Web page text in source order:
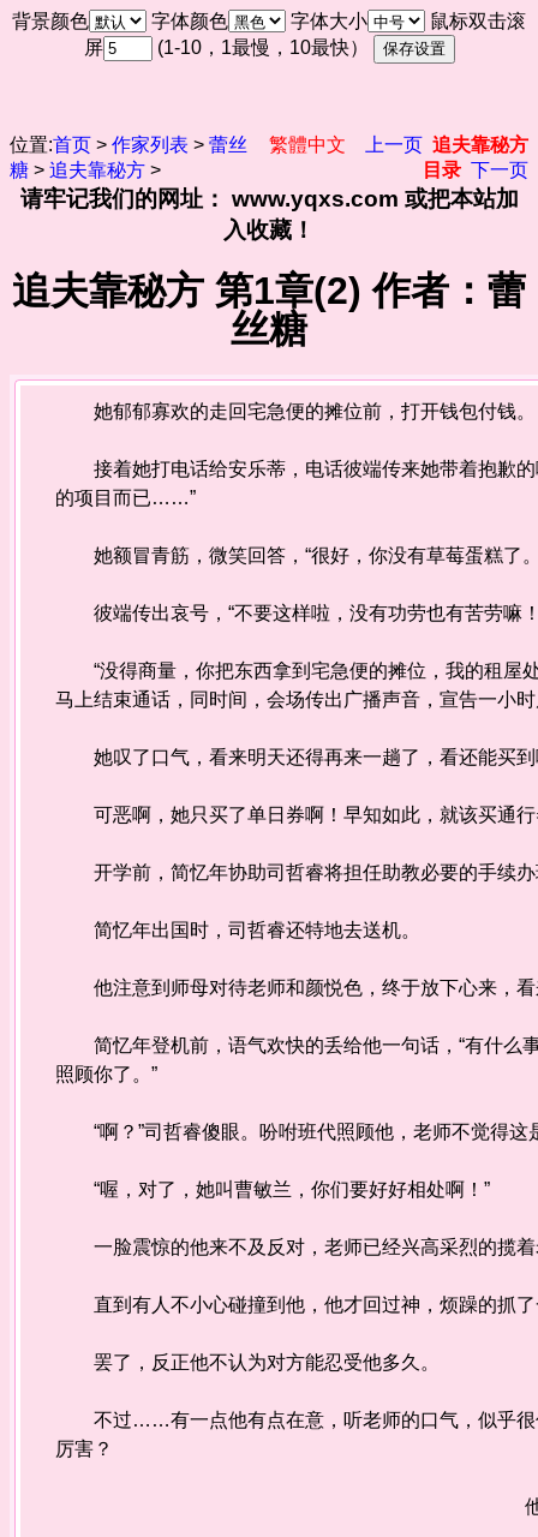
背景颜色 字体颜色 字体大小
鼠标双击滚
屏
(1-10，1最慢，10最快）
位置:首页 > 作家列表 > 蕾丝
糖 > 追夫靠秘方 >
繁體中文 上一页 追夫靠秘方
目录 下一页
请牢记我们的网址： www.yqxs.com 或把本站加
入收藏！
追夫靠秘方 第1章(2) 作者：蕾
丝糖
她郁郁寡欢的走回宅急便的摊位前，打开钱包付钱。
接着她打电话给安乐蒂，电话彼端传来她带着抱歉
的项目而已……”
她额冒青筋，微笑回答，“很好，你没有草莓蛋糕了
彼端传出哀号，“不要这样啦，没有功劳也有苦劳嘛
“没得商量，你把东西拿到宅急便的摊位，我的租屋
马上结束通话，同时间，会场传出广播声音，宣告一小
她叹了口气，看来明天还得再来一趟了，看还能买到
可恶啊，她只买了单日券啊！早知如此，就该买通行
开学前，简忆年协助司哲睿将担任助教必要的手续办
简忆年出国时，司哲睿还特地去送机。
他注意到师母对待老师和颜悦色，终于放下心来，看
简忆年登机前，语气欢快的丢给他一句话，“有什么
照顾你了。”
“啊？”司哲睿傻眼。吩咐班代照顾他，老师不觉得这
“喔，对了，她叫曹敏兰，你们要好好相处啊！”
一脸震惊的他来不及反对，老师已经兴高采烈的揽着
直到有人不小心碰撞到他，他才回过神，烦躁的抓了
罢了，反正他不认为对方能忍受他多久。
不过……有一点他有点在意，听老师的口气，似乎很
厉害？
他